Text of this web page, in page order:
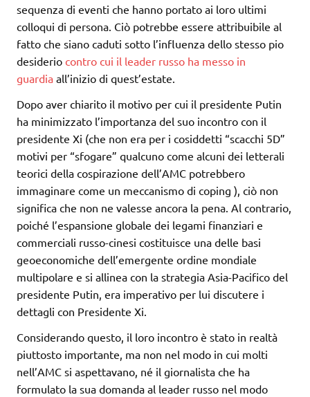
sequenza di eventi che hanno portato ai loro ultimi
colloqui di persona. Ciò potrebbe essere attribuibile al
fatto che siano caduti sotto l’influenza dello stesso pio
desiderio contro cui il leader russo ha messo in
guardia all’inizio di quest’estate.
Dopo aver chiarito il motivo per cui il presidente Putin
ha minimizzato l’importanza del suo incontro con il
presidente Xi (che non era per i cosiddetti “scacchi 5D”
motivi per “sfogare” qualcuno come alcuni dei letterali
teorici della cospirazione dell’AMC potrebbero
immaginare come un meccanismo di coping ), ciò non
significa che non ne valesse ancora la pena. Al contrario,
poiché l’espansione globale dei legami finanziari e
commerciali russo-cinesi costituisce una delle basi
geoeconomiche dell’emergente ordine mondiale
multipolare e si allinea con la strategia Asia-Pacifico del
presidente Putin, era imperativo per lui discutere i
dettagli con Presidente Xi.
Considerando questo, il loro incontro è stato in realtà
piuttosto importante, ma non nel modo in cui molti
nell’AMC si aspettavano, né il giornalista che ha
formulato la sua domanda al leader russo nel modo